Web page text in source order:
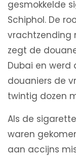
gesmokkelde
Schiphol. De
vrachtzending
zegt de
Dubai en werd
douaniers de
twintig dozen
Als de
waren
aan accijns